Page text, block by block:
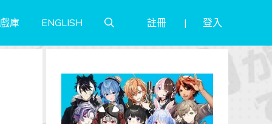
庫 ENGLISH 註冊 登入